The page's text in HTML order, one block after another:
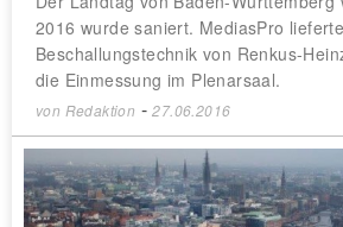
2016 wurde saniert. MediasPro
Beschallungstechnik von Renkus-
die Einmessung im Plenarsaal.
von Redaktion -27.06.2016